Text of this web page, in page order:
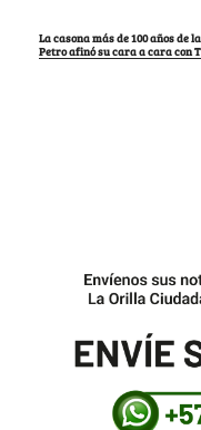
La casona más de 100 años de
Petro afinó su cara a cara con